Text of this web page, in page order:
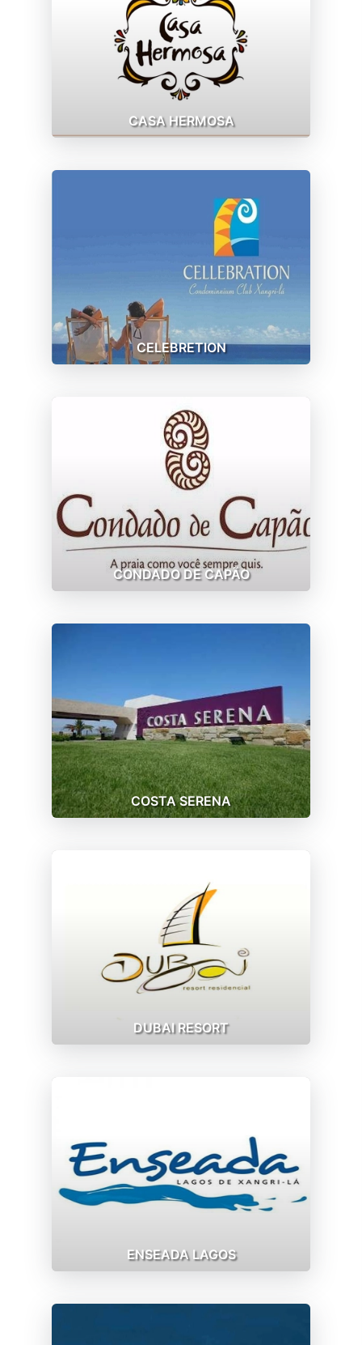
CASA HERMOSA
CELEBRETION
CONDADO DE CAPÃO
COSTA SERENA
DUBAI RESORT
ENSEADA LAGOS